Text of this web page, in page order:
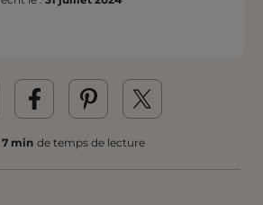
7 min de temps de lecture